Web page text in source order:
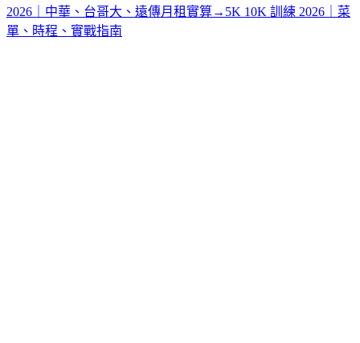
2026｜中華、台哥大、遠傳月租實算→ 5K 10K 訓練 2026｜菜
單、時程、實戰指南